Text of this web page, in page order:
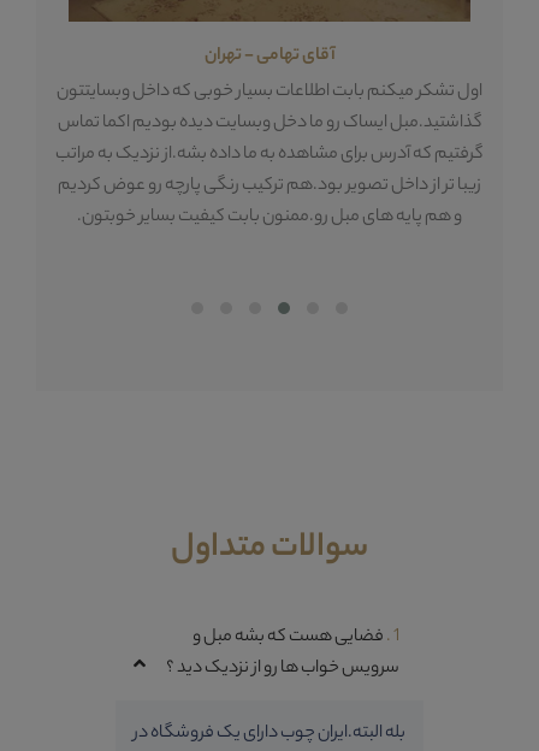
آقای تهامی - تهران
اول تشکر میکنم بابت اطلاعات بسیار خوبی که داخل وبسایتتون
گذاشتید.مبل ایساک رو ما دخل وبسایت دیده بودیم اکما تماس
گرفتیم که آدرس برای مشاهده به ما داده بشه.از نزدیک به مراتب
زیبا تر از داخل تصویر بود.هم ترکیب رنگی پارچه رو عوض کردیم
و هم پایه های مبل رو.ممنون بابت کیفیت بسایر خوبتون.
سوالات متداول
1 . فضایی هست که بشه مبل و
سرویس خواب ها رو از نزدیک دید ؟
بله البته.ایران چوب دارای یک فروشگاه در